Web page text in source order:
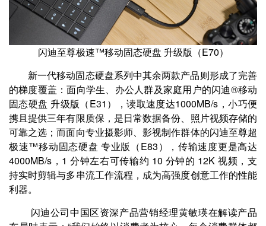
闪迪至尊极速™移动固态硬盘 升级版（E70）
新一代移动固态硬盘系列中其余两款产品则形成了完善
的梯度覆盖：面向学生、办公人群及家庭用户的闪迪®移动
固态硬盘 升级版（E31），读取速度达1000MB/s，小巧便
携且提供三年有限质保，是日常数据备份、照片视频存储的
可靠之选；而面向专业摄影师、影视制作群体的闪迪至尊超
极速™移动固态硬盘 专业版（E83），传输速度更是高达
4000MB/s，1 分钟左右可传输约 10 分钟的 12K 视频，支
持实时剪辑与多串流工作流程，成为高强度创意工作的性能
利器。
闪迪公司中国区资深产品营销经理黄敏瑛在解读产品